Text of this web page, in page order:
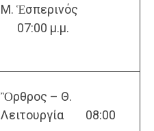
Μ. Ἑσπερινός
07:00 μ.μ.
Ὂρθρος – Θ.
Λειτουργία 08:00